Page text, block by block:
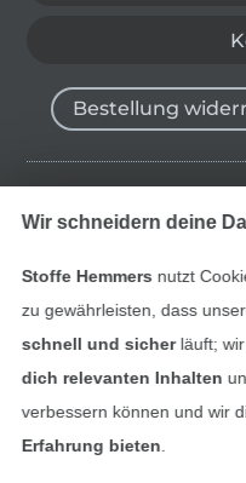
Bestellung
Finde
Wir schneidern deine
Stoffe Hemmers nutzt
zu gewährleisten, dass
schnell und sicherläuft;
dich relevanten Inhalten
verbessern können und wir
Erfahrung bieten